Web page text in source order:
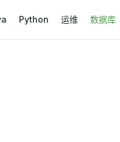
Python 运维 数据库